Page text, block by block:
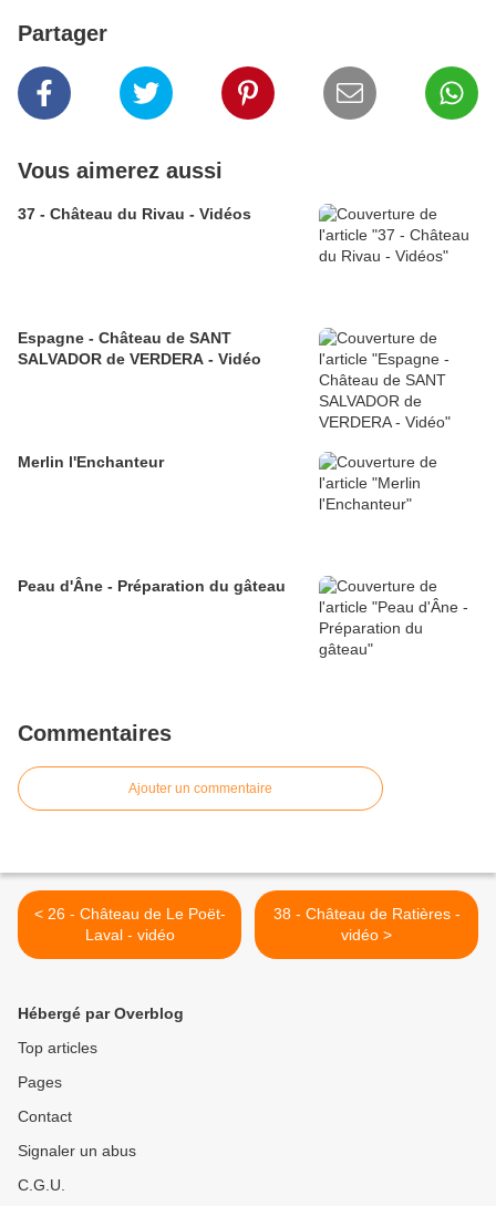
Partager
Vous aimerez aussi
37 - Château du Rivau - Vidéos
Espagne - Château de SANT
SALVADOR de VERDERA - Vidéo
Merlin l'Enchanteur
Peau d'Âne - Préparation du gâteau
Commentaires
Ajouter un commentaire
< 26 - Château de Le Poët-
Laval - vidéo
38 - Château de Ratières -
vidéo >
Hébergé par Overblog
Top articles
Pages
Contact
Signaler un abus
C.G.U.